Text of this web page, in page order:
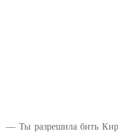
— Ты разрешила бить